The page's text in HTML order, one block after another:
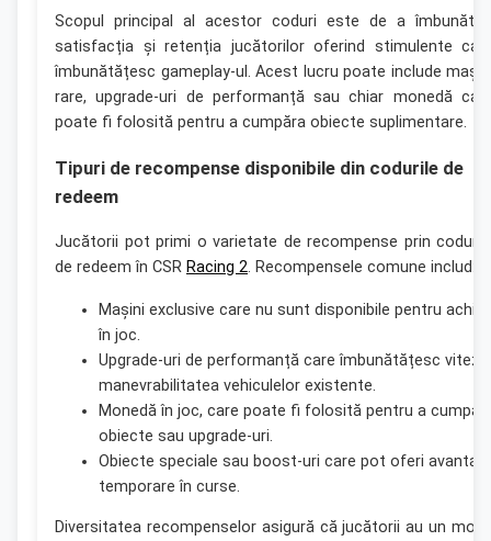
Scopul principal al acestor coduri este de a
satisfacția și retenția jucătorilor oferind stimulente
îmbunătățesc gameplay-ul. Acest lucru poate include
rare, upgrade-uri de performanță sau chiar monedă
poate fi folosită pentru a cumpăra obiecte suplimentare.
Tipuri de recompense disponibile din codurile de
redeem
Jucătorii pot primi o varietate de recompense prin
de redeem în CSR Racing 2. Recompensele comune includ:
Mașini exclusive care nu sunt disponibile pentru
în joc.
Upgrade-uri de performanță care îmbunătățesc
manevrabilitatea vehiculelor existente.
Monedă în joc, care poate fi folosită pentru a
obiecte sau upgrade-uri.
Obiecte speciale sau boost-uri care pot oferi avantaje
temporare în curse.
Diversitatea recompenselor asigură că jucătorii au un